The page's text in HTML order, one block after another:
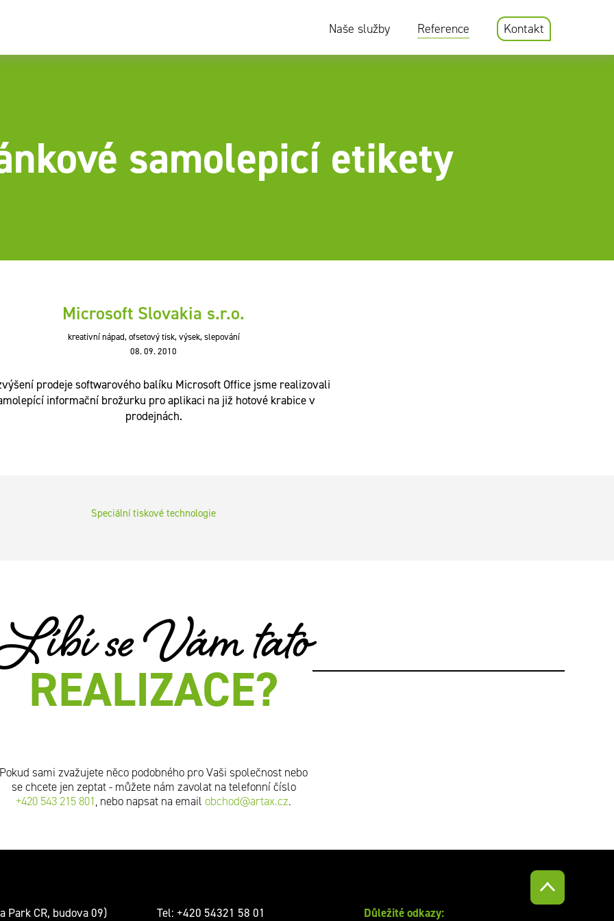
Naše služby Reference Kontakt
samolepicí etikety
Microsoft Slovakia s.r.o.
kreativní nápad, ofsetový tisk, výsek, slepování
08. 09. 2010
prodeje softwarového balíku Microsoft Office jsme realizovali
informační brožurku pro aplikaci na již hotové krabice v
prodejnách.
Speciální tiskové technologie
se Vám tato
REALIZACE?
Pokud sami zvažujete něco podobného pro Vaši společnost nebo
se chcete jen zeptat - můžete nám zavolat na telefonní číslo
+420 543 215 801, nebo napsat na email obchod@artax.cz.
Park CR, budova 09)
Tel: +420 54321 58 01 Důležité odkazy: